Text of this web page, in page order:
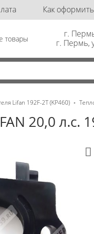
Как оформить
товары
г.
г. Пермь,
Lifan 192F-2T (KP460)
20,0 л.с.